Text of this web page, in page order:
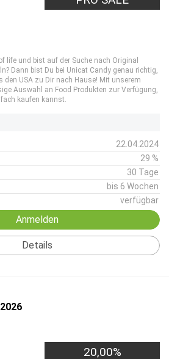
life und bist auf der Suche nach Original
Dann bist Du bei Unicat Candy genau richtig,
den USA zu Dir nach Hause! Mit unserem
Auswahl an Food Produkten zur Verfügung,
kaufen kannst.
22.04.2024
29 %
30 Tage
bis 6 Wochen
verfügbar
Anmelden
Details
20,00%